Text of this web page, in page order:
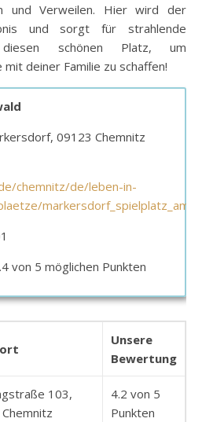
und Verweilen. Hier wird der
und sorgt für strahlende
diesen schönen Platz, um
deiner Familie zu schaffen!
09123 Chemnitz
chemnitz/de/leben-in-
von 5 möglichen Punkten
Unsere
Bewertung
103,
4.2 von 5
Punkten